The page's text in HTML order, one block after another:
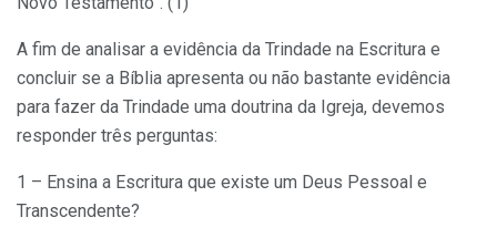
A fim de analisar a evidência da Trindade na Escritura e
concluir se a Bíblia apresenta ou não bastante evidência
para fazer da Trindade uma doutrina da Igreja, devemos
responder três perguntas:
1 – Ensina a Escritura que existe um Deus Pessoal e
Transcendente?